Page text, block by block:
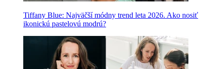
Tiffany Blue: Najväčší módny trend leta 2026. Ako nosiť
ikonickú pastelovú modrú?